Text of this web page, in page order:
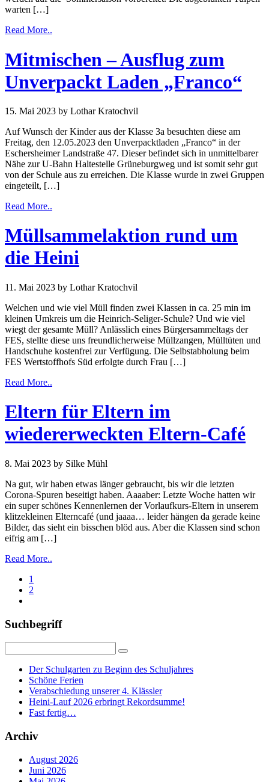
warten […]
Read More..
Mitmischen – Ausflug zum
Unverpackt Laden „Franco“
15. Mai 2023 by Lothar Kratochvil
Auf Wunsch der Kinder aus der Klasse 3a besuchten diese am
Freitag, den 12.05.2023 den Unverpacktladen „Franco“ in der
Eschersheimer Landstraße 47. Dieser befindet sich in unmittelbarer
Nähe zur U-Bahn Haltestelle Grüneburgweg und ist somit sehr gut
von der Schule aus zu erreichen. Die Klasse wurde in zwei Gruppen
eingeteilt, […]
Read More..
Müllsammelaktion rund um
die Heini
11. Mai 2023 by Lothar Kratochvil
Welchen und wie viel Müll finden zwei Klassen in ca. 25 min im
kleinen Umkreis um die Heinrich-Seliger-Schule? Und wie viel
wiegt der gesamte Müll? Anlässlich eines Bürgersammeltags der
FES, stellte diese uns freundlicherweise Müllzangen, Mülltüten und
Handschuhe kostenfrei zur Verfügung. Die Selbstabholung beim
FES Wertstoffhofs Süd erfolgte durch Frau […]
Read More..
Eltern für Eltern im
wiedererweckten Eltern-Café
8. Mai 2023 by Silke Mühl
Na gut, wir haben etwas länger gebraucht, bis wir die letzten
Corona-Spuren beseitigt haben. Aaaaber: Letzte Woche hatten wir
ein super schönes Kennenlernen der Vorlaufkurs-Eltern in unserem
klitzekleinen Elterncafé (und jaaaa… leider hängen da gerade keine
Bilder, das sieht ein bisschen blöd aus. Aber die Klassen sind schon
eifrig am […]
Read More..
1
2
Suchbegriff
Der Schulgarten zu Beginn des Schuljahres
Schöne Ferien
Verabschiedung unserer 4. Klässler
Heini-Lauf 2026 erbringt Rekordsumme!
Fast fertig…
Archiv
August 2026
Juni 2026